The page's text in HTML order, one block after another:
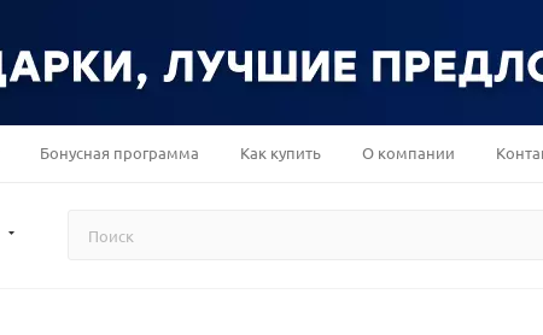
Бонусная программа Как купить О компании